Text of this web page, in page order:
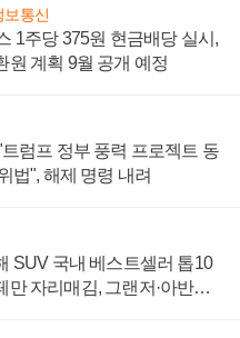
보통신
1주당 375원 현금배당 실시,
원 계획 9월 공개 예정
럼프 정부 풍력 프로젝트 동
법", 해제 명령 내려
SUV 국내 베스트셀러 톱10
만 자리매김, 그랜저·아반떼